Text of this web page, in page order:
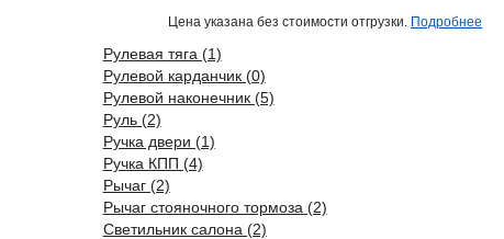
Цена указана без стоимости отгрузки. Подробнее
Рулевая тяга (1)
Рулевой карданчик (0)
Рулевой наконечник (5)
Руль (2)
Ручка двери (1)
Ручка КПП (4)
Рычаг (2)
Рычаг стояночного тормоза (2)
Светильник салона (2)